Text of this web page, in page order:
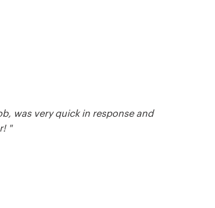
was very quick in response and
"